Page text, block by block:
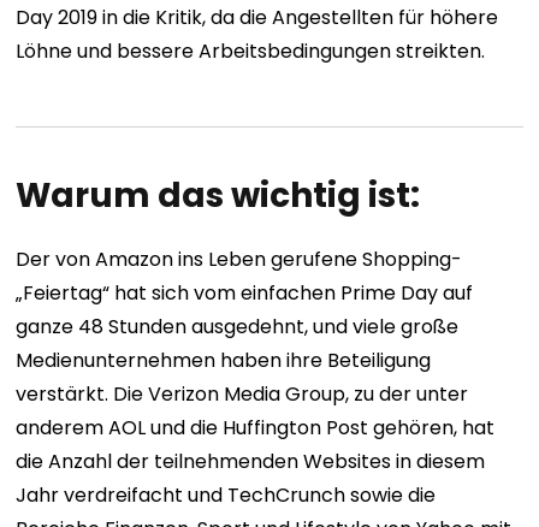
Day 2019 in die Kritik, da die Angestellten für höhere
Löhne und bessere Arbeitsbedingungen streikten.
Warum das wichtig ist:
Der von Amazon ins Leben gerufene Shopping-
„Feiertag“ hat sich vom einfachen Prime Day auf
ganze 48 Stunden ausgedehnt, und viele große
Medienunternehmen haben ihre Beteiligung
verstärkt. Die Verizon Media Group, zu der unter
anderem AOL und die Huffington Post gehören, hat
die Anzahl der teilnehmenden Websites in diesem
Jahr verdreifacht und TechCrunch sowie die